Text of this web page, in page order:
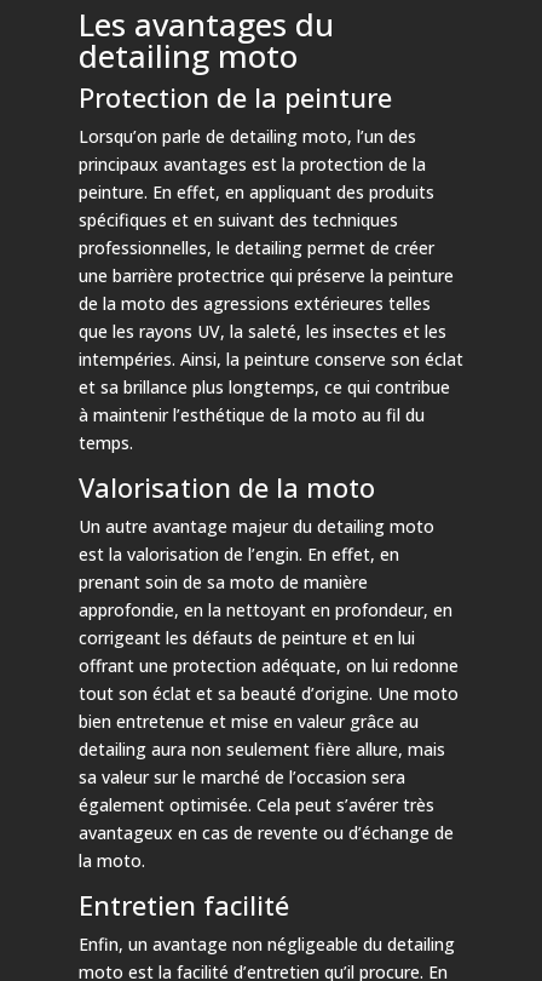
Les avantages du
detailing moto
Protection de la peinture
Lorsqu’on parle de detailing moto, l’un des
principaux avantages est la protection de la
peinture. En effet, en appliquant des produits
spécifiques et en suivant des techniques
professionnelles, le detailing permet de créer
une barrière protectrice qui préserve la peinture
de la moto des agressions extérieures telles
que les rayons UV, la saleté, les insectes et les
intempéries. Ainsi, la peinture conserve son éclat
et sa brillance plus longtemps, ce qui contribue
à maintenir l’esthétique de la moto au fil du
temps.
Valorisation de la moto
Un autre avantage majeur du detailing moto
est la valorisation de l’engin. En effet, en
prenant soin de sa moto de manière
approfondie, en la nettoyant en profondeur, en
corrigeant les défauts de peinture et en lui
offrant une protection adéquate, on lui redonne
tout son éclat et sa beauté d’origine. Une moto
bien entretenue et mise en valeur grâce au
detailing aura non seulement fière allure, mais
sa valeur sur le marché de l’occasion sera
également optimisée. Cela peut s’avérer très
avantageux en cas de revente ou d’échange de
la moto.
Entretien facilité
Enfin, un avantage non négligeable du detailing
moto est la facilité d’entretien qu’il procure. En